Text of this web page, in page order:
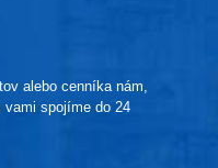
alebo cenníka nám,
spojíme do 24